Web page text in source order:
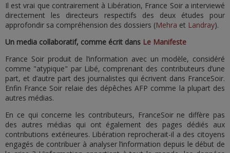
Il est vrai que contrairement à Libération, France Soir a interviewé
directement les directeurs respectifs des deux études pour
approfondir sa compréhension des dossiers (Mehra et Landray).
Un media collaboratif, comme écrit dans Le Manifeste
France Soir produit de l’information avec un modèle, considéré
comme "atypique" par Libé, comprenant des contributeurs d’une
part, et d’autre part des journalistes qui écrivent dans FranceSoir.
Enfin France Soir relaie des dépêches AFP comme la plupart des
autres médias.
En ce qui concerne les contributeurs, FranceSoir ne diffère pas
des autres médias qui ont également des pages dédiés aux
contributions extérieures. Libération reprocherait-il a des citoyens
engagés de contribuer à analyser l’information depuis le début de